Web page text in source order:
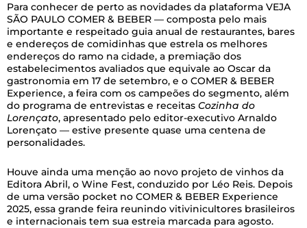
Para conhecer de perto as novidades da plataforma VEJA
SÃO PAULO COMER & BEBER — composta pelo mais
importante e respeitado guia anual de restaurantes, bares
e endereços de comidinhas que estrela os melhores
endereços do ramo na cidade, a premiação dos
estabelecimentos avaliados que equivale ao Oscar da
gastronomia em 17 de setembro, e o COMER & BEBER
Experience, a feira com os campeões do segmento, além
do programa de entrevistas e receitas Cozinha do
Lorençato, apresentado pelo editor-executivo Arnaldo
Lorençato — estive presente quase uma centena de
personalidades.
Houve ainda uma menção ao novo projeto de vinhos da
Editora Abril, o Wine Fest, conduzido por Léo Reis. Depois
de uma versão pocket no COMER & BEBER Experience
2025, essa grande feira reunindo vitivinicultores brasileiros
e internacionais tem sua estreia marcada para agosto.